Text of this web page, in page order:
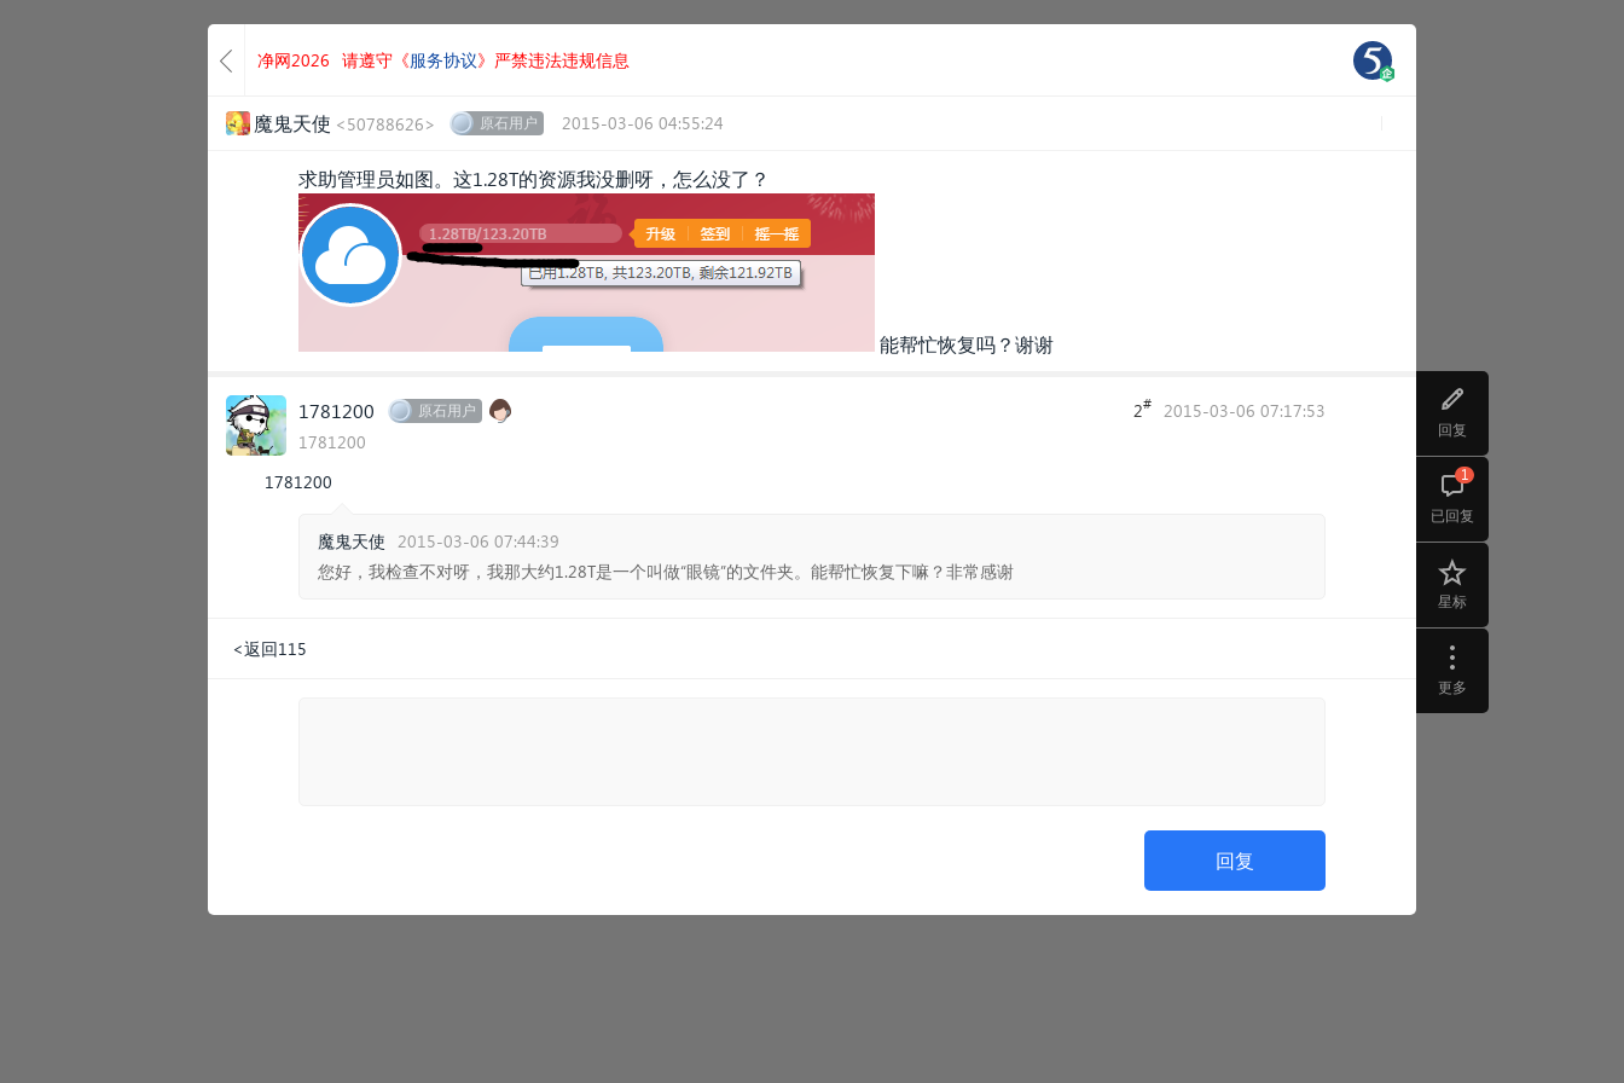
回复
已回复
1
星标
更多
净网2026 请遵守《服务协议》严禁违法违规信息
魔鬼天使 <50788626> 原石用户 2015-03-06 04:55:24
求助管理员如图。这1.28T的资源我没删呀，怎么没了？
​能帮忙恢复吗？谢谢
1781200 原石用户
1781200
2# 2015-03-06 07:17:53
1781200
魔鬼天使 2015-03-06 07:44:39
您好，我检查不对呀，我那大约1.28T是一个叫做“眼镜”的文件夹。能帮忙恢复下嘛？非常感谢
<返回115
回复